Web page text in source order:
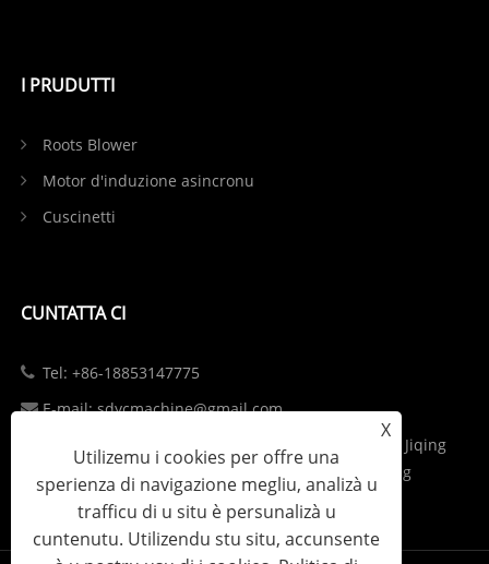
I PRUDUTTI
Roots Blower
Motor d'induzione asincronu
Cuscinetti
CUNTATTA CI
Tel: +86-18853147775
E-mail: sdycmachine@gmail.com
Add: Parcu industriale à l'intersezzione di S102 è Jiqing
Highway in Zhangqiu District, Jinan City, Shandong
Province, China
X
Utilizemu i cookies per offre una
sperienza di navigazione megliu, analizà u
trafficu di u situ è ​​persunalizà u
cuntenutu. Utilizendu stu situ, accunsente